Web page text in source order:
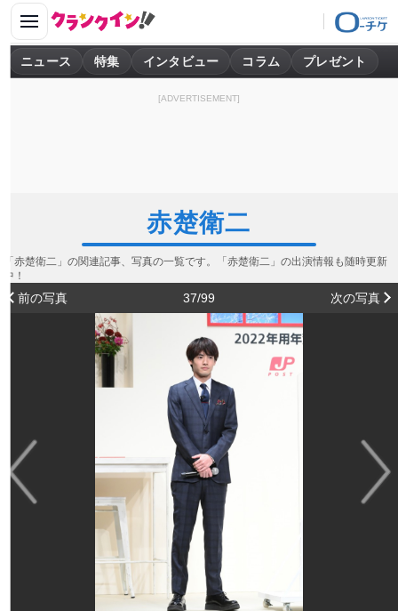
ニュース 特集 インタビュー コラム プレゼント
[ADVERTISEMENT]
赤楚衛二
「赤楚衛二」の関連記事、写真の一覧です。「赤楚衛二」の出演情報も随時更新
中！
前の写真 37/99 次の写真